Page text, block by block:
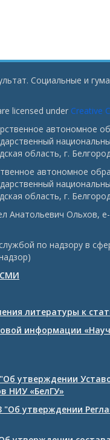
Социальные и
licensed under Creative
автономное
область, г.
автономное
область, г.
Анатольевич Ольхов,
по надзору в
СМИ
литературы к
информации
утверждении
НИУ «БелГУ»
"Об утверждении